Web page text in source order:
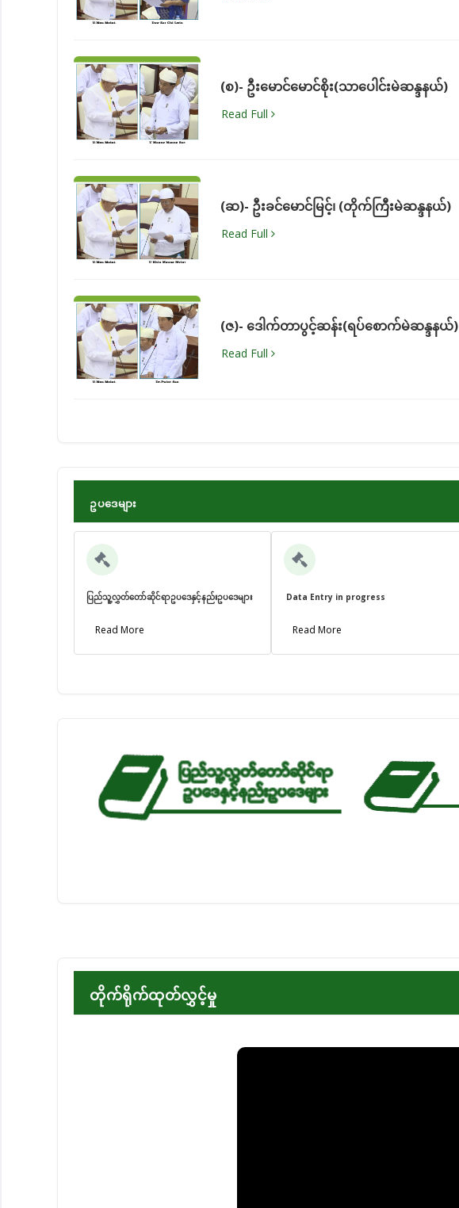
(စ)- ဦးမောင်မောင်စိုး(သာပေါင်းမဲဆန္ဒနယ်)
Read Full
(ဆ)- ဦးခင်မောင်မြင့်၊ (တိုက်ကြီးမဲဆန္ဒနယ်)
Read Full
(ဇ)- ဒေါက်တာပွင့်ဆန်း(ရပ်စောက်မဲဆန္ဒနယ်)
Read Full
ဥပဒေများ
ပြည်သူ့လွှတ်တော်ဆိုင်ရာဥပဒေနှင့်နည်းဥပဒေများ
Read More
Data Entry in progress
Read More
တိုက်ရိုက်ထုတ်လွှင့်မှု